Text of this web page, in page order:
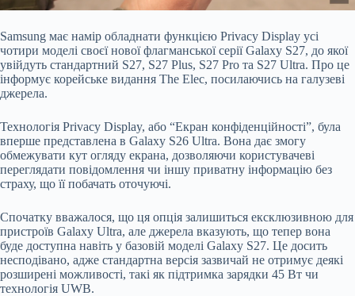
Samsung має намір обладнати функцією Privacy Display усі
чотири моделі своєї нової флагманської серії Galaxy S27, до якої
увійдуть стандартний S27, S27 Plus, S27 Pro та S27 Ultra. Про це
інформує корейське видання The Elec, посилаючись на галузеві
джерела.
Технологія Privacy Display, або “Екран конфіденційності”, була
вперше представлена в Galaxy S26 Ultra. Вона дає змогу
обмежувати кут огляду екрана, дозволяючи користувачеві
переглядати повідомлення чи іншу приватну інформацію без
страху, що її побачать оточуючі.
Спочатку вважалося, що ця опція залишиться ексклюзивною для
пристроїв Galaxy Ultra, але джерела вказують, що тепер вона
буде доступна навіть у базовій моделі Galaxy S27. Це досить
несподівано, адже стандартна версія зазвичай не отримує деякі
розширені можливості, такі як підтримка зарядки 45 Вт чи
технологія UWB.